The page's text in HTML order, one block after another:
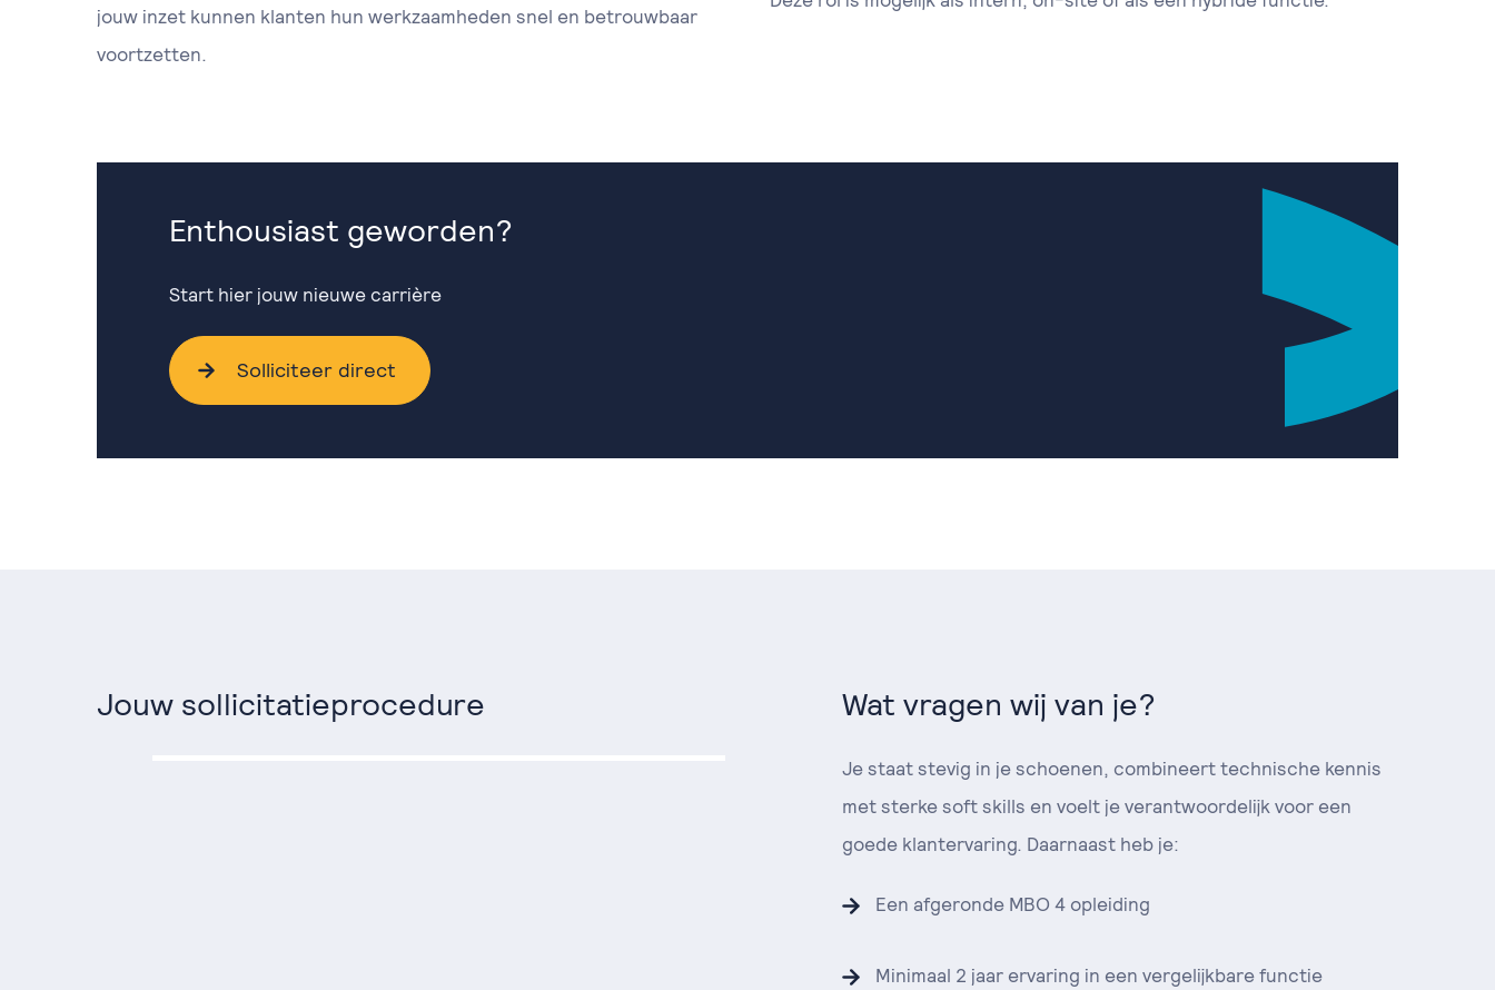
jouw inzet kunnen klanten hun werkzaamheden snel en betrouwbaar
voortzetten.
Enthousiast geworden?
Start hier jouw nieuwe carrière
Solliciteer direct
Jouw sollicitatieprocedure Wat vragen wij van je?
Je staat stevig in je schoenen, combineert technische kennis
met sterke soft skills en voelt je verantwoordelijk voor een
goede klantervaring. Daarnaast heb je:
Een afgeronde MBO 4 opleiding
Minimaal 2 jaar ervaring in een vergelijkbare functie